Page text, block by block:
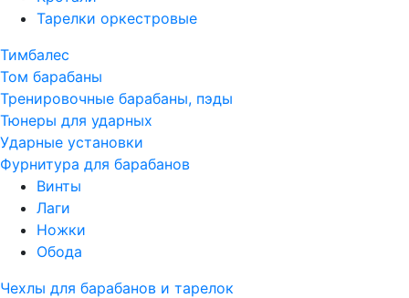
Тарелки оркестровые
Тимбалес
Том барабаны
Тренировочные барабаны, пэды
Тюнеры для ударных
Ударные установки
Фурнитура для барабанов
Винты
Лаги
Ножки
Обода
Чехлы для барабанов и тарелок